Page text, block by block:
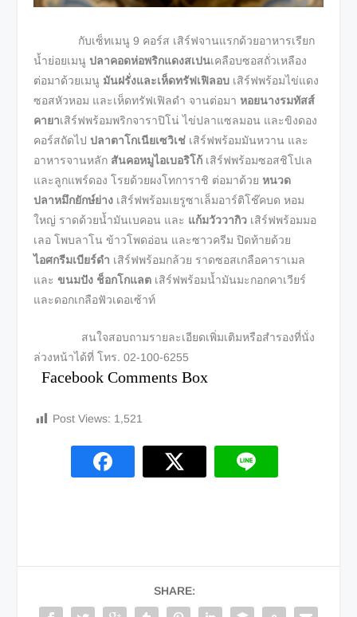
กับเซ็ทเมนู 9 คอร์ส เสิร์ฟจานแรกด้วยอาหารเรียก
น้ำย่อยเมนู ปลาคอดห่อพริกแดงสเปนเคลือบซอสถั่วเหลือง
ต่อมาด้วยเมนู มันฝรั่งและเห็ดทรัฟเฟิลอบ เสิร์ฟพร้อมไข่แดง
ซอสหัวหอม และเห็ดทรัฟเฟิลดำ จานต่อมา หอยนางรมทัสส์
คายาเสิร์ฟพร้อมพริกจาราปิโน่ ไข่ปลาแซลมอน และขิงดอง
คอร์สถัดไป ปลาตาโกเนียเซวิเช่ เสิร์ฟพร้อมมันหวาน และ
อาหารจานหลัก สันคอหมูไอเบอริโก้ เสิร์ฟพร้อมซอสชิโปเล
และลูกแพร์ดอง โรยด้วยผงโทการาชิ ต่อมาด้วย หนวด
ปลาหมึกยักษ์ย่าง เสิร์ฟพร้อมเยรูซาเล็มอาร์ติโช๊คบด หอม
ใหญ่ ราดด้วยน้ำมันเบคอน และ แก้มวัววากิว เสิร์ฟพร้อมมอ
เลอ โพบลาโน ข้าวโพดอ่อน และซาวครีม ปิดท้ายด้วย
ไอศกรีมเบียร์ดำ เสิร์ฟพร้อมกล้วย ราดซอสเกลือคาราเมล
และขนมปัง ช็อกโกแลต เสิร์ฟพร้อมน้ำมันมะกอกคาเวียร์
และดอกเกลือฟัวเดอเซ้าท์
สนใจสอบถามรายละเอียดเพิ่มเติมหรือสำรองที่นั่ง
ล่วงหน้าได้ที่ โทร. 02-100-6255
Facebook Comments Box
Post Views: 1,521
SHARE: